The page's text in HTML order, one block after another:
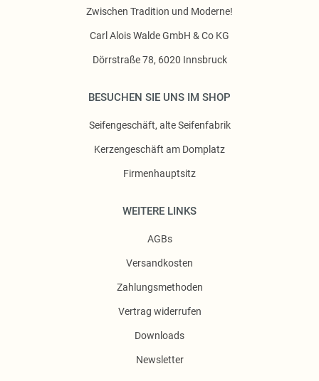
Zwischen Tradition und Moderne!
Carl Alois Walde GmbH & Co KG
Dörrstraße 78, 6020 Innsbruck
BESUCHEN SIE UNS IM SHOP
Seifengeschäft, alte Seifenfabrik
Kerzengeschäft am Domplatz
Firmenhauptsitz
WEITERE LINKS
AGBs
Versandkosten
Zahlungsmethoden
Vertrag widerrufen
Downloads
Newsletter